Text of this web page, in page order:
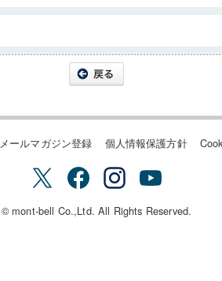
メールマガジン登録 個人情報保護方針
© mont-bell Co.,Ltd. All Rights Reserved.